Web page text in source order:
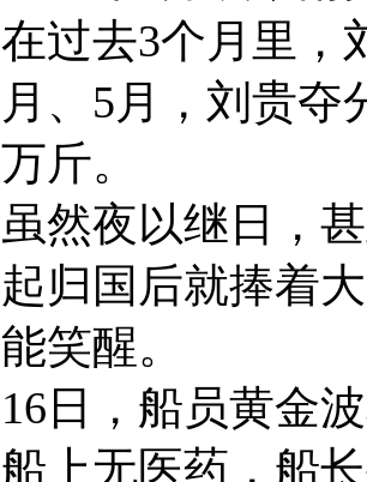
在过去3个月里，
月、5月，刘贵夺
万斤。
虽然夜以继日，
起归国后就捧着
能笑醒。
16日，船员黄金
船上无医药，船